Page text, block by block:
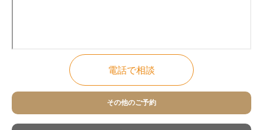
電話で相談
その他のご予約